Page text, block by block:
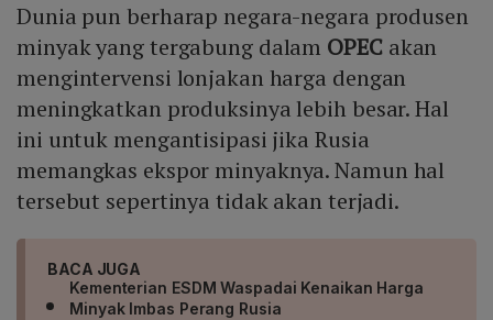
Dunia pun berharap negara-negara produsen
minyak yang tergabung dalam OPECakan
mengintervensi lonjakan harga dengan
meningkatkan produksinya lebih besar. Hal
ini untuk mengantisipasi jika Rusia
memangkas ekspor minyaknya. Namun hal
tersebut sepertinya tidak akan terjadi.
BACA JUGA
Kementerian ESDM Waspadai Kenaikan Harga
Minyak Imbas Perang Rusia